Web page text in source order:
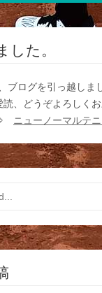
した。
ブログを引っ越しま
、どうぞよろしくお
ニューノーマルテニ